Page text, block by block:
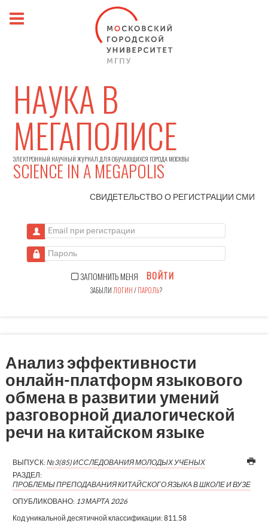
НАУКА В
МЕГАПОЛИСЕ
ЭЛЕКТРОННЫЙ НАУЧНЫЙ ЖУРНАЛ ДЛЯ ОБУЧАЮЩИХСЯ ГОРОДА МОСКВЫ
SCIENCE IN A MEGAPOLIS
СВИДЕТЕЛЬСТВО О РЕГИСТРАЦИИСМИ
Email при регистрации
Пароль
ЗАПОМНИТЬ МЕНЯ ВОЙТИ
ЗАБЫЛИ ЛОГИН/ПАРОЛЬ?
Анализ эффективности
онлайн-платформ языкового
обмена в развитии умений
разговорной диалогической
речи на китайском языке
ВЫПУСК:№3(85) ИССЛЕДОВАНИЯ МОЛОДЫХ УЧЕНЫХ
РАЗДЕЛ:
ПРОБЛЕМЫ ПРЕПОДАВАНИЯ КИТАЙСКОГО ЯЗЫКА В ШКОЛЕ И ВУЗЕ
ОПУБЛИКОВАНО: 13 МАРТА 2026
Код уникальной десятичной классификации:811.58